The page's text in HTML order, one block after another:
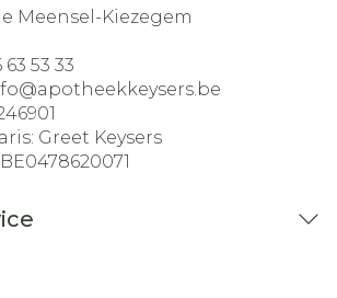
Meensel-Kiezegem
63 53 33
apotheekkeysers.be
Greet Keysers
BE0478620071